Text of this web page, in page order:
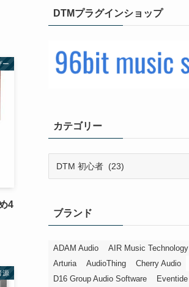
ー
4
源
DTMプラグインショップ
カテゴリー
ーブランド
ADAM Audio AIR Music Technology
Arturia
AudioThing
Cherry Audio
D16 Group Audio Software
Eventide